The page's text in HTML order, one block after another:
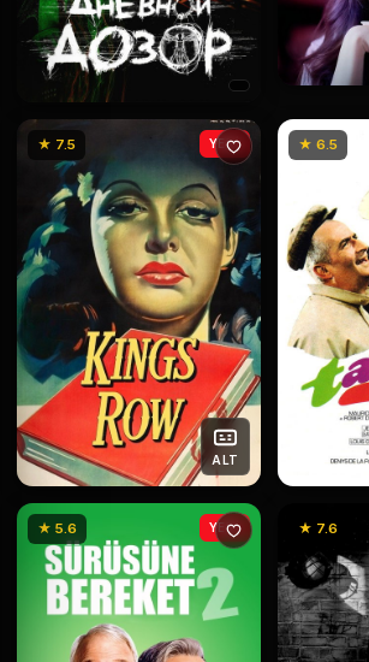
★ 7.5
ALT
YENİ ★ 6.5
★ 5.6 YENİ ★ 7.6